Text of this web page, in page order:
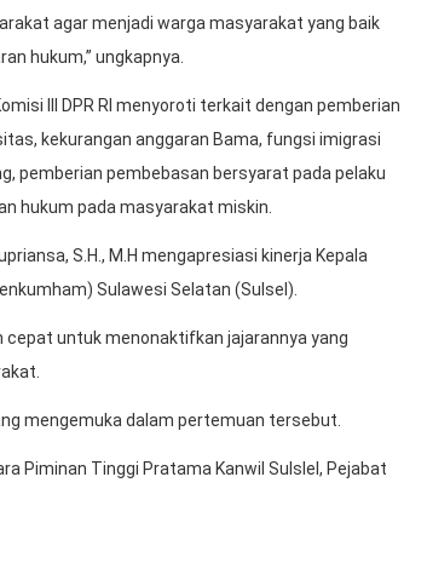
agar menjadi warga masyarakat yang baik
hukum,” ungkapnya.
III DPR RI menyoroti terkait dengan pemberian
kekurangan anggaran Bama, fungsi imigrasi
pemberian pembebasan bersyarat pada pelaku
hukum pada masyarakat miskin.
S.H., M.H mengapresiasi kinerja Kepala
Sulawesi Selatan (Sulsel).
cepat untuk menonaktifkan jajarannya yang
mengemuka dalam pertemuan tersebut.
Piminan Tinggi Pratama Kanwil Sulslel, Pejabat